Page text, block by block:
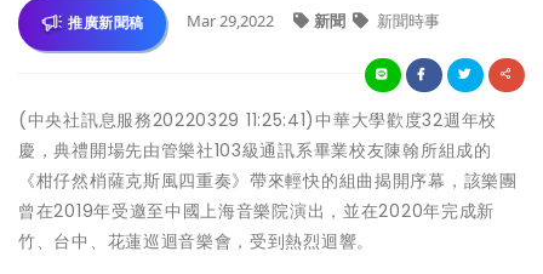
推廣新聞稿 Mar 29,2022 新聞 新聞時事
(中央社訊息服務20220329 11:25:41)中華大學歡度32週年校
慶，典禮開場先由管樂社103級通訊系畢業校友陳翰所組成的
《柑仔然梢薩克斯風四重奏》帶來輕快的組曲揭開序幕，該樂團
曾在2019年受邀至中國上海音樂院演出，並在2020年完成新
竹、台中、花蓮巡迴音樂會，受到熱烈迴響。